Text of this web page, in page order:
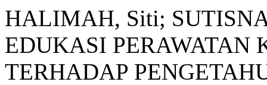
HALIMAH, Siti;
EDUKASI
TERHADAP